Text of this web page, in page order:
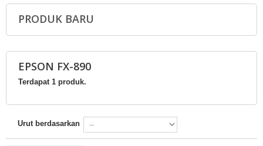
PRODUK BARU
EPSON FX-890
Terdapat 1 produk.
Urut berdasarkan